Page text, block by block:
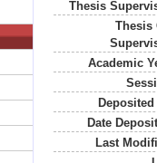
Thesis
Thesis
Academic
Deposited
Date
Last